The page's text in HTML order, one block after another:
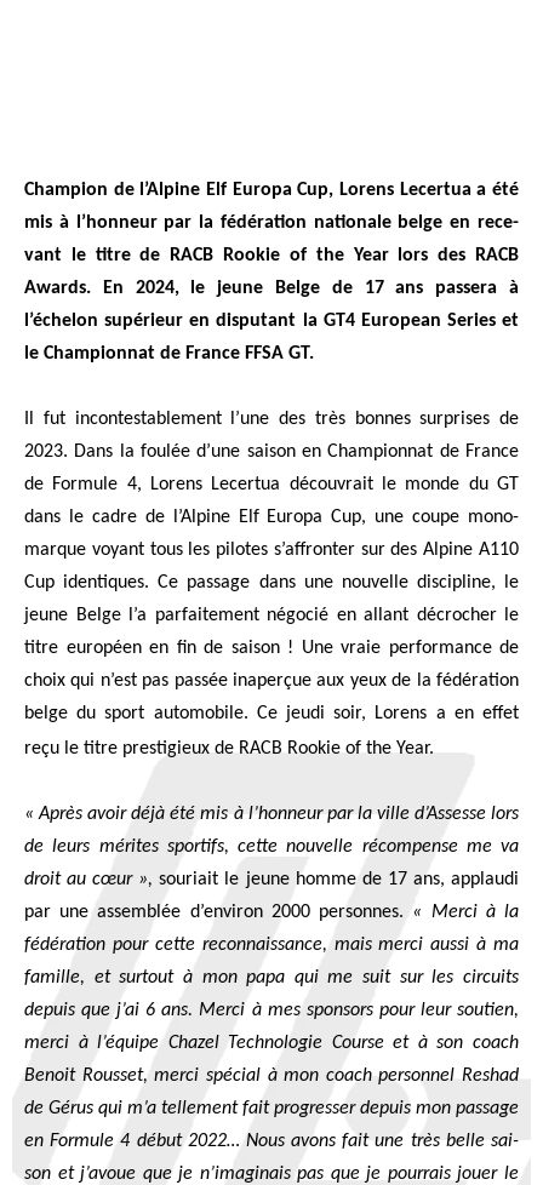
Cham­pion de l’Alpine Elf Euro­pa Cup, Lorens Lecer­tua a été
mis à l’honneur par la fédé­ra­tion natio­nale belge en rece­
vant le titre de RACB Roo­kie of the Year lors des RACB
Awards. En 2024, le jeune Belge de 17 ans pas­se­ra à
l’échelon supé­rieur en dis­pu­tant la GT4 Euro­pean Series et
le Cham­pion­nat de France FFSA GT.
Il fut incon­tes­ta­ble­ment l’une des très bonnes sur­prises de
2023. Dans la fou­lée d’une sai­son en Cham­pion­nat de France
de For­mule 4, Lorens Lecer­tua décou­vrait le monde du GT
dans le cadre de l’Alpine Elf Euro­pa Cup, une coupe mono­
marque voyant tous les pilotes s’affronter sur des Alpine A110
Cup iden­tiques. Ce pas­sage dans une nou­velle dis­ci­pline, le
jeune Belge l’a par­fai­te­ment négo­cié en allant décro­cher le
titre euro­péen en fin de sai­son ! Une vraie per­for­mance de
choix qui n’est pas pas­sée inaper­çue aux yeux de la fédé­ra­tion
belge du sport auto­mo­bile. Ce jeu­di soir, Lorens a en effet
reçu le titre pres­ti­gieux de RACB Roo­kie of the Year.
« Après avoir déjà été mis à l’honneur par la ville d’Assesse lors
de leurs mérites spor­tifs, cette nou­velle récom­pense me va
droit au cœur », sou­riait le jeune homme de 17 ans, applau­di
par une assem­blée d’environ 2000 per­sonnes. « Mer­ci à la
fédé­ra­tion pour cette recon­nais­sance, mais mer­ci aus­si à ma
famille, et sur­tout à mon papa qui me suit sur les cir­cuits
depuis que j’ai 6 ans. Mer­ci à mes spon­sors pour leur sou­tien,
mer­ci à l’équipe Cha­zel Tech­no­lo­gie Course et à son coach
Benoit Rous­set, mer­ci spé­cial à mon coach per­son­nel Reshad
de Gérus qui m’a tel­le­ment fait pro­gres­ser depuis mon pas­sage
en For­mule 4 début 2022… Nous avons fait une très belle sai­
son et j’avoue que je n’imaginais pas que je pour­rais jouer le